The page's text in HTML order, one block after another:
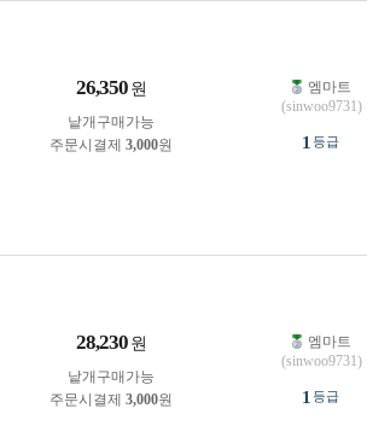
26,350 원
낱개구매가능
주문시결제 3,000원
엠마트
(sinwoo9731)
1 등급
28,230 원
낱개구매가능
주문시결제 3,000원
엠마트
(sinwoo9731)
1 등급